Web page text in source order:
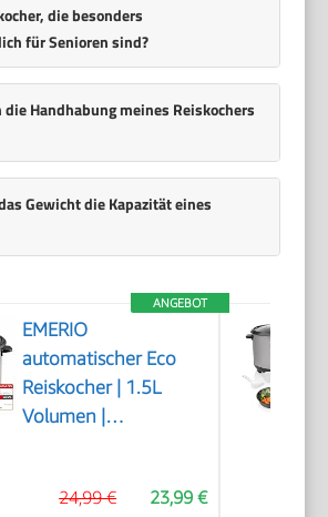
die besonders
für Senioren sind?
Handhabung meines Reiskochers
Gewicht die Kapazität eines
ANGEBOT
EMERIO
automatischer Eco
Reiskocher | 1.5L
Volumen |
Antihaftbeschichtung
23,99 €
24,99 €